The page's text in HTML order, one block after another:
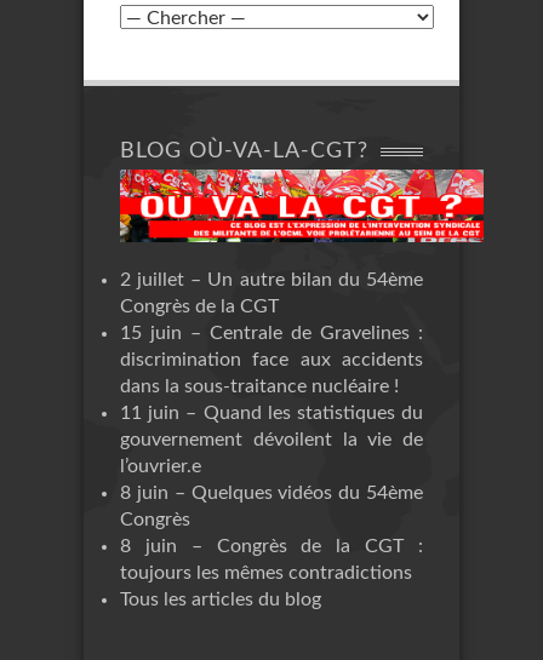
BLOG OÙ-VA-LA-CGT?
2 juillet – Un autre bilan du 54ème
Congrès de la CGT
15 juin – Centrale de Gravelines :
discrimination face aux accidents
dans la sous-traitance nucléaire !
11 juin – Quand les statistiques du
gouvernement dévoilent la vie de
l’ouvrier.e
8 juin – Quelques vidéos du 54ème
Congrès
8 juin – Congrès de la CGT :
toujours les mêmes contradictions
Tous les articles du blog